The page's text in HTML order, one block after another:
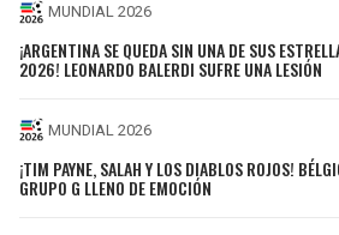
MUNDIAL 2026
¡ARGENTINA SE QUEDA SIN UNA DE SUS
2026! LEONARDO BALERDI SUFRE UNA LESIÓN
MUNDIAL 2026
¡TIM PAYNE, SALAH Y LOS DIABLOS ROJOS!
GRUPO G LLENO DE EMOCIÓN